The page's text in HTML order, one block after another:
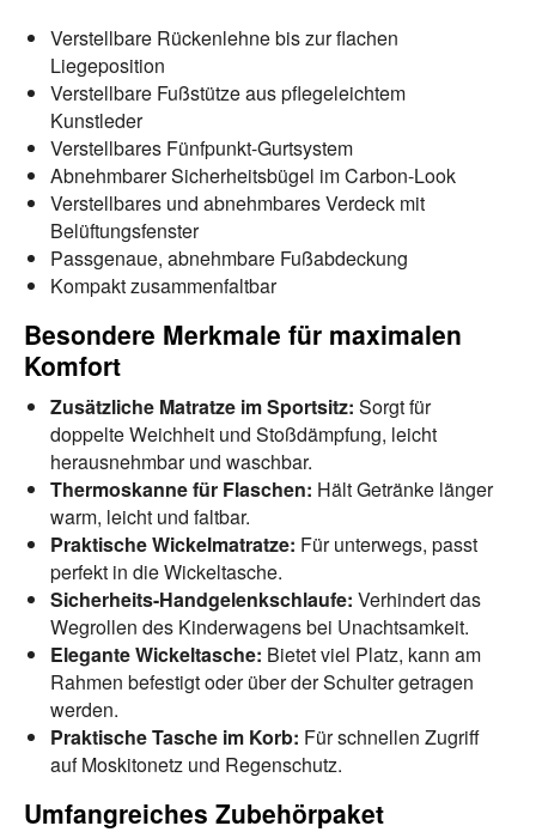
Verstellbare Rückenlehne bis zur flachen
Liegeposition
Verstellbare Fußstütze aus pflegeleichtem
Kunstleder
Verstellbares Fünfpunkt-Gurtsystem
Abnehmbarer Sicherheitsbügel im Carbon-Look
Verstellbares und abnehmbares Verdeck mit
Belüftungsfenster
Passgenaue, abnehmbare Fußabdeckung
Kompakt zusammenfaltbar
Besondere Merkmale für maximalen
Komfort
Zusätzliche Matratze im Sportsitz: Sorgt für
doppelte Weichheit und Stoßdämpfung, leicht
herausnehmbar und waschbar.
Thermoskanne für Flaschen: Hält Getränke länger
warm, leicht und faltbar.
Praktische Wickelmatratze: Für unterwegs, passt
perfekt in die Wickeltasche.
Sicherheits-Handgelenkschlaufe: Verhindert das
Wegrollen des Kinderwagens bei Unachtsamkeit.
Elegante Wickeltasche: Bietet viel Platz, kann am
Rahmen befestigt oder über der Schulter getragen
werden.
Praktische Tasche im Korb: Für schnellen Zugriff
auf Moskitonetz und Regenschutz.
Umfangreiches Zubehörpaket